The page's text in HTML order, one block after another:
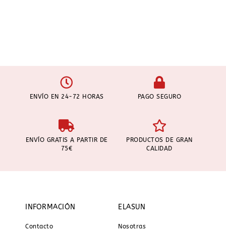
ENVÍO EN 24-72 HORAS PAGO SEGURO
ENVÍO GRATIS A PARTIR DE
75€
PRODUCTOS DE GRAN
CALIDAD
INFORMACIÓN
Contacto
ELASUN
Nosotras